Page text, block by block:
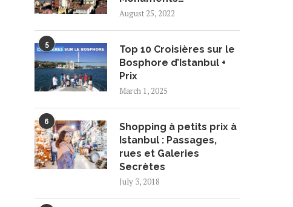
August 25, 2022
5
Top 10 Croisières sur le
Bosphore d’Istanbul +
Prix
March 1, 2025
6
Shopping à petits prix à
Istanbul : Passages,
rues et Galeries
Secrètes
July 3, 2018